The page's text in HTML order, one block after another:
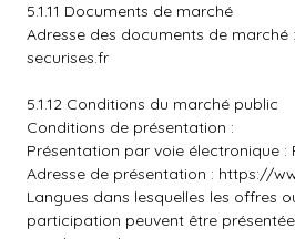
5.1.11 Documents de marché
Adresse des documents de marché :
securises.fr
5.1.12 Conditions du marché public
Conditions de présentation :
Présentation par voie électronique :
Adresse de présentation : https://
Langues dans lesquelles les offres
participation peuvent être